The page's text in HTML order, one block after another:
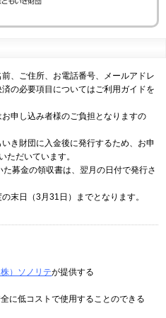
、ご住所、お電話番号、メールアドレ
の必要項目についてはご利用ガイドを
申し込み者様のご負担となりますの
き財団に入金後に発行するため、お申
ただいています。
募金の領収書は、翌月の日付で発行さ
末日（3月31日）までとなります。
株）ソノリテが提供する
に低コストで使用することのできる